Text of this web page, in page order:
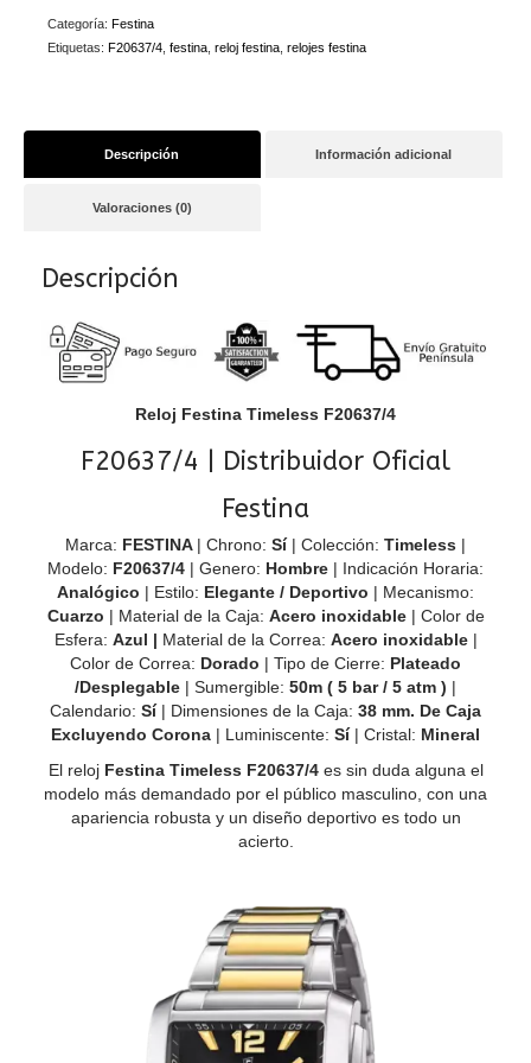
Categoría: Festina
Etiquetas: F20637/4 festina reloj festina relojes festina
Descripción Información adicional
Valoraciones (0)
Descripción
Reloj Festina Timeless F20637/4
F20637/4 | Distribuidor Oficial
Festina
Marca: FESTINA | Chrono: Sí | Colección: Timeless |
Modelo: F20637/4 | Genero: Hombre | Indicación Horaria:
Analógico | Estilo: Elegante / Deportivo | Mecanismo:
Cuarzo | Material de la Caja: Acero inoxidable | Color de
Esfera: Azul | Material de la Correa: Acero inoxidable |
Color de Correa: Dorado | Tipo de Cierre: Plateado
/Desplegable | Sumergible: 50m ( 5 bar / 5 atm ) |
Calendario: Sí | Dimensiones de la Caja: 38 mm. De Caja
Excluyendo Corona | Luminiscente: Sí | Cristal: Mineral
El reloj Festina Timeless F20637/4es sin duda alguna el
modelo más demandado por el público masculino, con una
apariencia robusta y un diseño deportivo es todo un
acierto.